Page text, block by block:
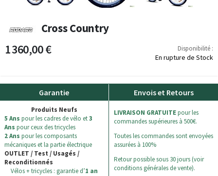
Cross Country
1 360,00 € Disponibilité :
En rupture de Stock
Garantie
Produits Neufs
5 Ans pour les cadres de vélo et3
Ans pour ceux des tricycles
2 Ans pour les composants
mécaniques et la partie électrique
OUTLET / Test / Usagés /
Reconditionnés
Vélos + tricycles : garantie d’1 an
Envois et Retours
LIVRAISON GRATUITEpour les
commandes supérieures à 500€.
Toutes les commandes sont envoyées
assurées à 100%
Retour possible sous 30 jours (voir
conditions générales de vente).